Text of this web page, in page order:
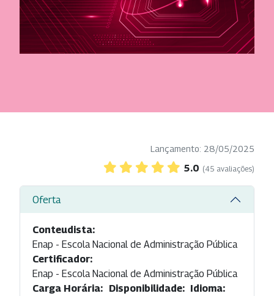
Lançamento: 28/05/2025
5.0 (45 avaliações)
Oferta
Conteudista:
Enap - Escola Nacional de Administração Pública
Certificador:
Enap - Escola Nacional de Administração Pública
Carga Horária: Disponibilidade: Idioma: